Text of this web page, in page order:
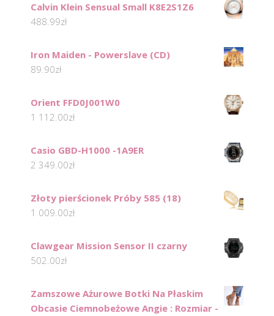
Calvin Klein Sensual Small K8E2S1Z6
488.99zł
Iron Maiden - Powerslave (CD)
89.90zł
Orient FFD0J001W0
1 112.00zł
Casio GBD-H1000 -1A9ER
2 349.00zł
Złoty pierścionek Próby 585 (18)
1 009.00zł
Clawgear Mission Sensor II czarny
502.00zł
Zamszowe Ażurowe Botki Na Płaskim
Obcasie Ciemnobeżowe Angie : Rozmiar -